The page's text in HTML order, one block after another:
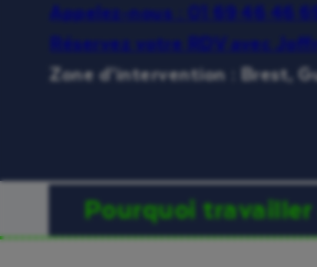
Appelez-nous : 01 69 46 46
Réservez votre RDV avec
Zone d’intervention : Brest,
Pourquoi travailler